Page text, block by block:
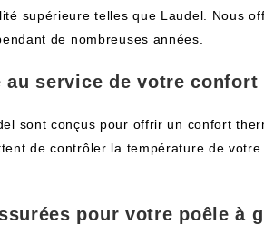
supérieure telles que Laudel. Nous
de nombreuses années.
au service de votre confort
sont conçus pour offrir un confort
de contrôler la température de
pour votre poêle à